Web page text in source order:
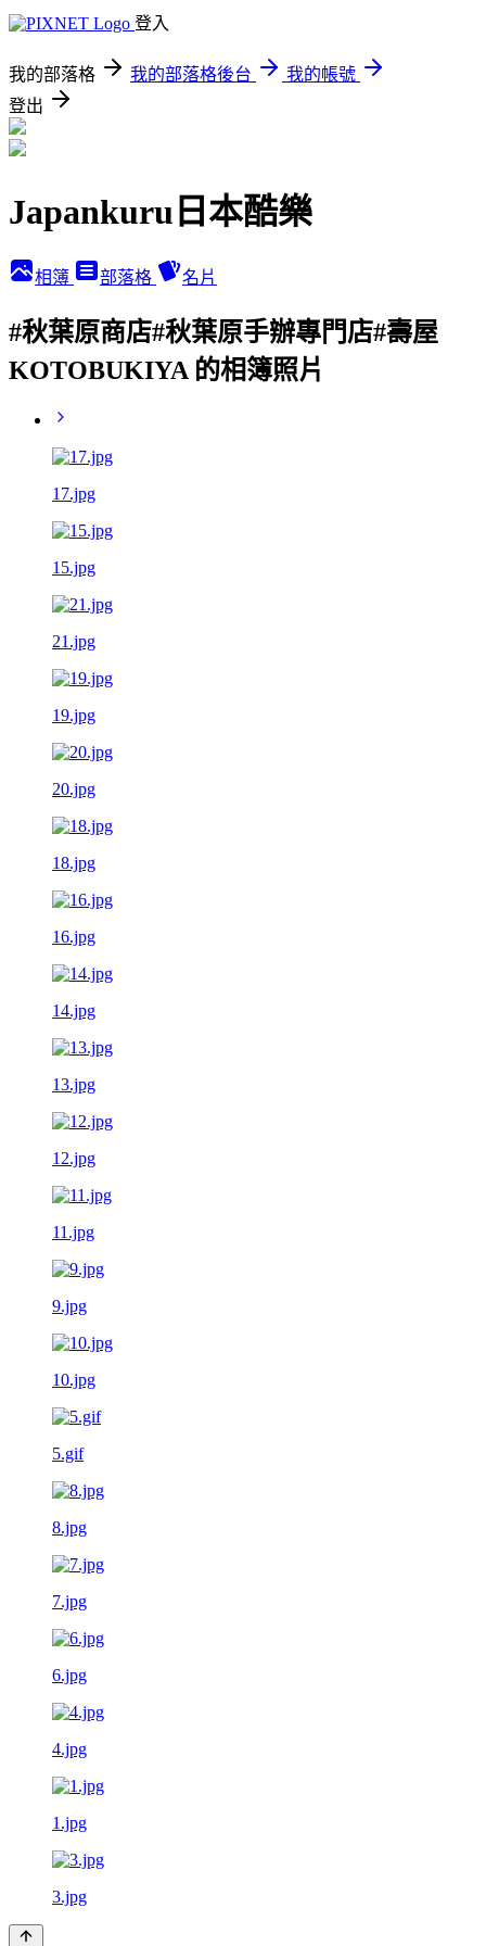
登入
我的部落格 我的部落格後台
我的帳號
登出
Japankuru日本酷樂
相簿 部落格 名片
#秋葉原商店#秋葉原手辦專門店#壽屋
KOTOBUKIYA 的相簿照片
17.jpg
15.jpg
21.jpg
19.jpg
20.jpg
18.jpg
16.jpg
14.jpg
13.jpg
12.jpg
11.jpg
9.jpg
10.jpg
5.gif
8.jpg
7.jpg
6.jpg
4.jpg
1.jpg
3.jpg